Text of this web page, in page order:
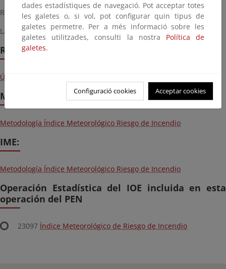
Realización obligatoria por figurar en el PEN.
La Unidad responsable es la Agencia Estatal de Meteorología.
Resultados
Últimos resultados y series históricas
Metodología:
Metodología Índice Meteorológico Riesgo de Incendio
IME:
Metodología Índice Meteorológico Riesgo de Incendio
Operación Estadística del IOE incluida en esta
operación del PEN
23097 Índice Meteorológico de Riesgo de Incendio
dades estadístiques de navegació. Pot acceptar totes
les galetes o, si vol, pot configurar quin tipus de
galetes permetre. Per a més informació sobre les
galetes utilitzades, consulti la nostra Política de
galetes.
Configuració cookies Acceptar cookies